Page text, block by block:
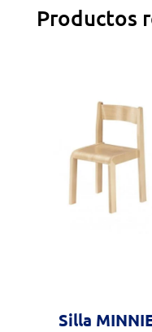
Productos
Silla